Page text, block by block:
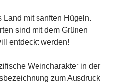
Land mit sanften Hügeln.
sind mit dem Grünen
entdeckt werden!
Weincharakter in der
zum Ausdruck